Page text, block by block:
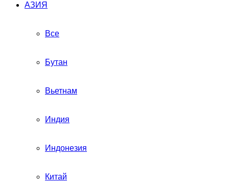
АЗИЯ
Все
Бутан
Вьетнам
Индия
Индонезия
Китай